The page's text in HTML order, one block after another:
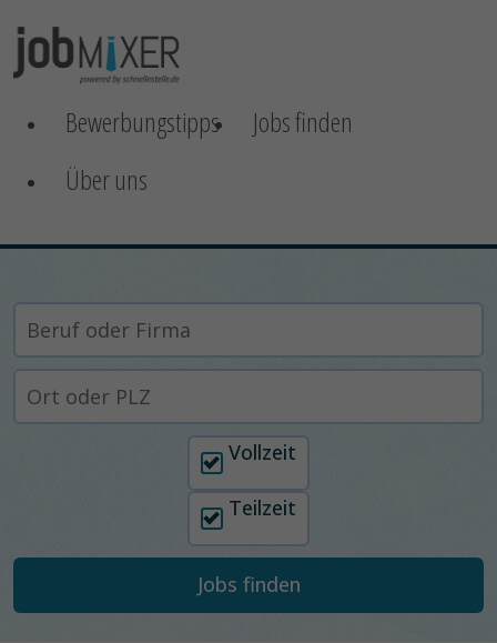
Bewerbungstipps
Jobs finden
Über uns
Arbeitszeit auswählen
Vollzeit
Teilzeit